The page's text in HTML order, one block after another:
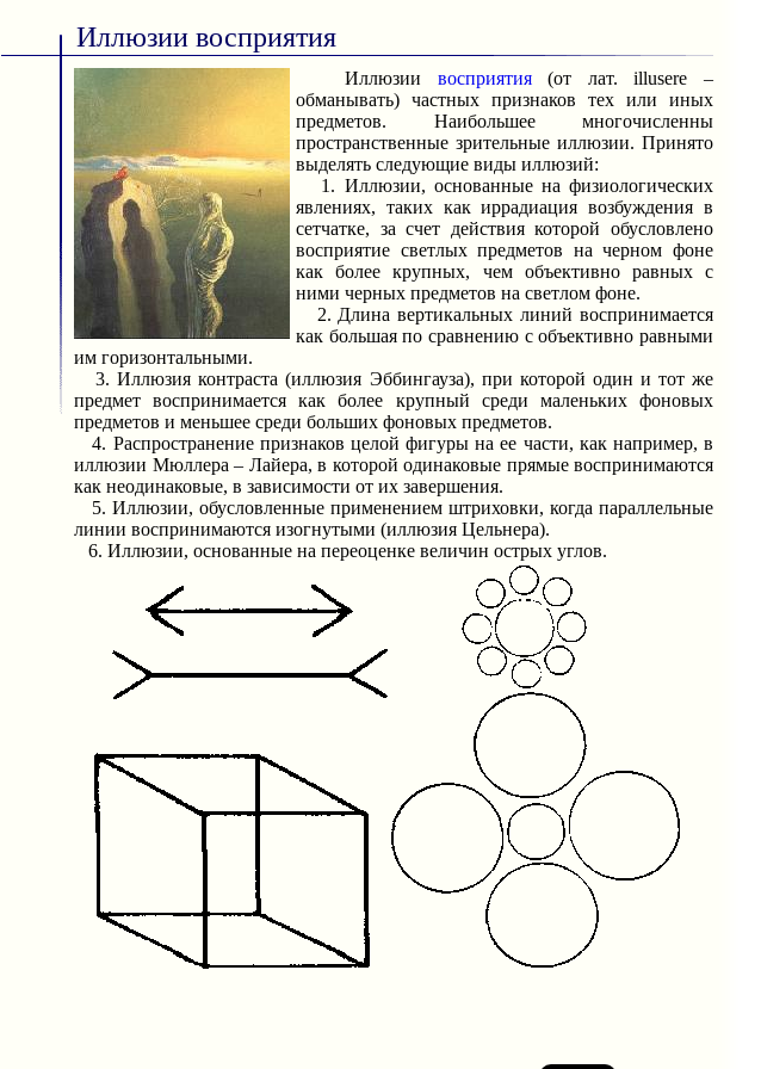
Иллюзии восприятия
Иллюзии восприятия(от лат. illusere –
обманывать) частных признаков тех или иных
предметов. Наибольшее многочисленны
пространственные зрительные иллюзии. Принято
выделять следующие виды иллюзий:
1. Иллюзии, основанные на физиологических
явлениях, таких как иррадиация возбуждения в
сетчатке, за счет действия которой обусловлено
восприятие светлых предметов на черном фоне
как более крупных, чем объективно равных с
ними черных предметов на светлом фоне.
2. Длина вертикальных линий воспринимается
как большая по сравнению с объективно равными
им горизонтальными.
3. Иллюзия контраста (иллюзия Эббингауза), при которой один и тот же
предмет воспринимается как более крупный среди маленьких фоновых
предметов и меньшее среди больших фоновых предметов.
4. Распространение признаков целой фигуры на ее части, как например, в
иллюзии Мюллера – Лайера, в которой одинаковые прямые воспринимаются
как неодинаковые, в зависимости от их завершения.
5. Иллюзии, обусловленные применением штриховки, когда параллельные
линии воспринимаются изогнутыми (иллюзия Цельнера).
6. Иллюзии, основанные на переоценке величин острых углов.